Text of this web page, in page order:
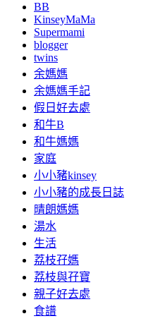
BB
KinseyMaMa
Supermami
blogger
twins
余媽媽
余媽媽手記
假日好去處
和牛B
和牛媽媽
家庭
小小豬kinsey
小小豬的成長日誌
晴朗媽媽
湯水
生活
荔枝孖媽
荔枝與孖寶
親子好去處
食譜